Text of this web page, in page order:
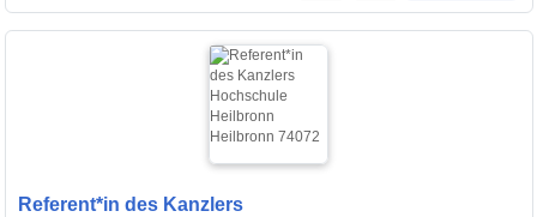
Referent*in des Kanzlers